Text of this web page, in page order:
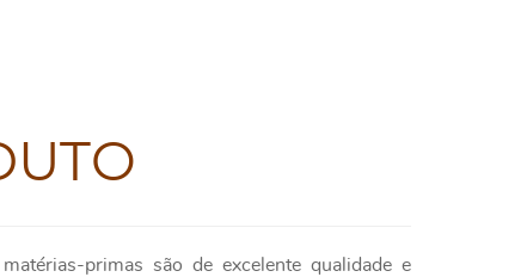
primas são de excelente qualidade e